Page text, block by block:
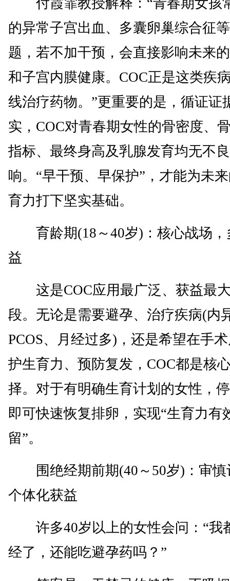
付霞霏教授解释：“青春期女孩
的异常子宫出血、多囊卵巢综合征
题，若不加干预，会直接影响未来
和子宫内膜健康。COC正是这类疾
线治疗药物。”更重要的是，循证证
实，COC对青春期女性的骨密度、
指标、最终身高及乳腺发育均无不
响。“早干预、早保护”，才能为未
育力打下坚实基础。
育龄期(18～40岁)：核心战场，
益
这是COC应用最广泛、获益最
段。无论是需要避孕、治疗疾病(内
PCOS、月经过多)，还是希望在手
护生育力、预防复发，COC都是核
择。对于有明确生育计划的女性，
即可快速恢复排卵，实现“生育力有
留”。
围绝经期前期(40～50岁)：审慎
个体化获益
许多40岁以上的女性会问：“我
经了，还能吃避孕药吗？”